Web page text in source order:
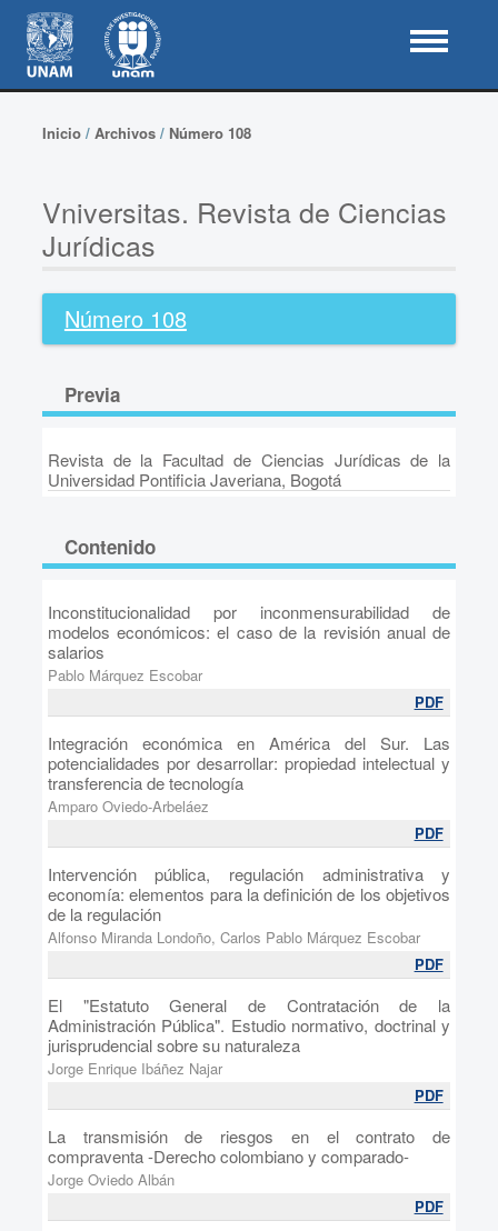
Inicio/ Archivos/ Número 108
Vniversitas. Revista de Ciencias
Jurídicas
Número 108
Previa
Revista de la Facultad de Ciencias Jurídicas de la
Universidad Pontificia Javeriana, Bogotá
Contenido
Inconstitucionalidad por inconmensurabilidad de
modelos económicos: el caso de la revisión anual de
salarios
Pablo Márquez Escobar
PDF
Integración económica en América del Sur. Las
potencialidades por desarrollar: propiedad intelectual y
transferencia de tecnología
Amparo Oviedo-Arbeláez
PDF
Intervención pública, regulación administrativa y
economía: elementos para la definición de los objetivos
de la regulación
Alfonso Miranda Londoño, Carlos Pablo Márquez Escobar
PDF
El "Estatuto General de Contratación de la
Administración Pública". Estudio normativo, doctrinal y
jurisprudencial sobre su naturaleza
Jorge Enrique Ibáñez Najar
PDF
La transmisión de riesgos en el contrato de
compraventa -Derecho colombiano y comparado-
Jorge Oviedo Albán
PDF